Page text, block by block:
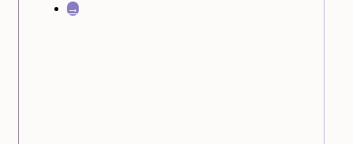
→